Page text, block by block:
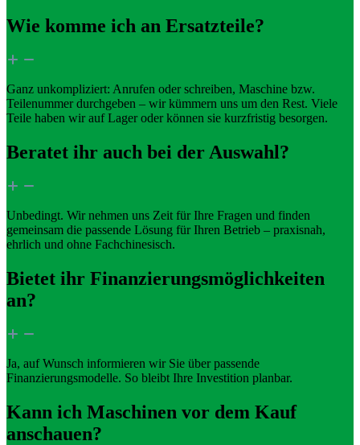
Wie komme ich an Ersatzteile?
Ganz unkompliziert: Anrufen oder schreiben, Maschine bzw.
Teilenummer durchgeben – wir kümmern uns um den Rest. Viele
Teile haben wir auf Lager oder können sie kurzfristig besorgen.
Beratet ihr auch bei der Auswahl?
Unbedingt. Wir nehmen uns Zeit für Ihre Fragen und finden
gemeinsam die passende Lösung für Ihren Betrieb – praxisnah,
ehrlich und ohne Fachchinesisch.
Bietet ihr Finanzierungsmöglichkeiten
an?
Ja, auf Wunsch informieren wir Sie über passende
Finanzierungsmodelle. So bleibt Ihre Investition planbar.
Kann ich Maschinen vor dem Kauf
anschauen?